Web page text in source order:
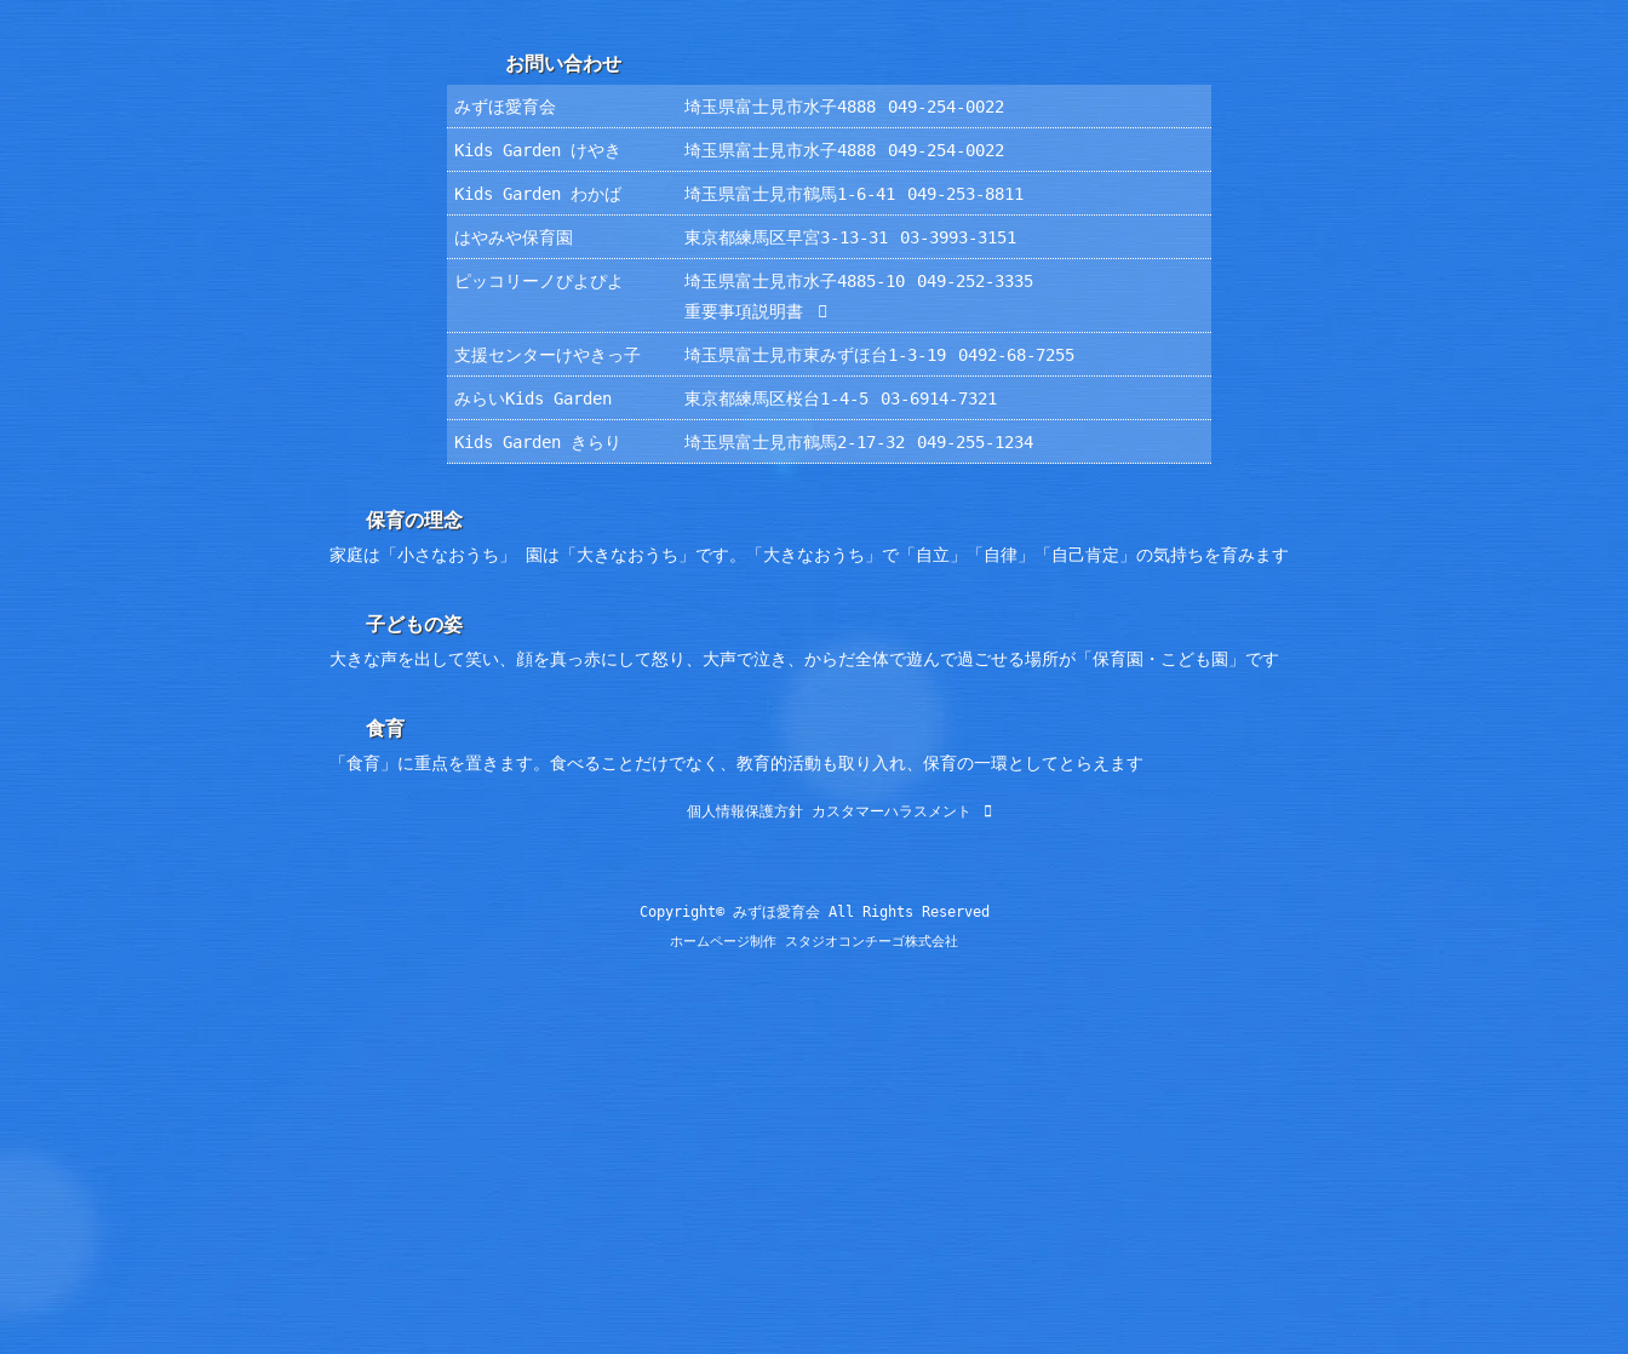
お問い合わせ
みずほ愛育会 埼玉県富士見市水子4888 049-254-0022
Kids Garden けやき 埼玉県富士見市水子4888 049-254-0022
Kids Garden わかば 埼玉県富士見市鶴馬1-6-41 049-253-8811
はやみや保育園 東京都練馬区早宮3-13-31 03-3993-3151
ピッコリーノぴよぴよ 埼玉県富士見市水子4885-10
049-252-3335
重要事項説明書
支援センターけやきっ子 埼玉県富士見市東みずほ台1-3-19 0492-68-7255
みらいKids Garden 東京都練馬区桜台1-4-5 03-6914-7321
Kids Garden きらり 埼玉県富士見市鶴馬2-17-32 049-255-1234
保育の理念
家庭は「小さなおうち」 園は「大きなおうち」です。「大きなおうち」で「自立」「自律」「自己肯定」の気持ちを育みます
子どもの姿
大きな声を出して笑い、顔を真っ赤にして怒り、大声で泣き、からだ全体で遊んで過ごせる場所が「保育園・こども園」です
食育
「食育」に重点を置きます。食べることだけでなく、教育的活動も取り入れ、保育の一環としてとらえます
個人情報保護方針 カスタマーハラスメント
Copyright© みずほ愛育会 All Rights Reserved
ホームページ制作 スタジオコンチーゴ株式会社